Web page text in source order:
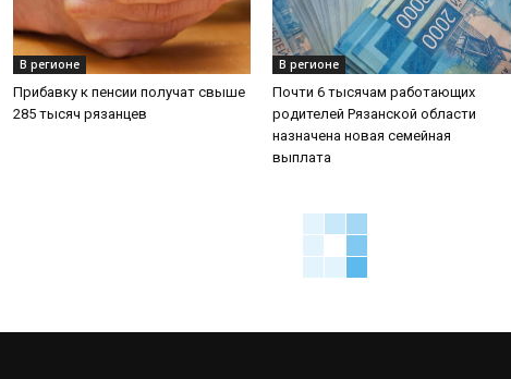
В регионе
Прибавку к пенсии получат свыше
285 тысяч рязанцев
В регионе
Почти 6 тысячам работающих
родителей Рязанской области
назначена новая семейная
выплата